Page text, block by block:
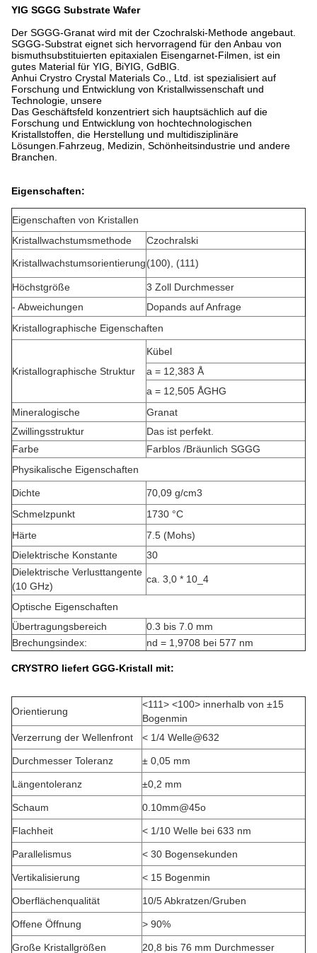
YIG SGGG Substrate Wafer
Der SGGG-Granat wird mit der Czochralski-Methode angebaut.
SGGG-Substrat eignet sich hervorragend für den Anbau von
bismuthsubstituierten epitaxialen Eisengarnet-Filmen, ist ein
gutes Material für YIG, BiYIG, GdBIG.
Anhui Crystro Crystal Materials Co., Ltd. ist spezialisiert auf
Forschung und Entwicklung von Kristallwissenschaft und
Technologie, unsere
Das Geschäftsfeld konzentriert sich hauptsächlich auf die
Forschung und Entwicklung von hochtechnologischen
Kristallstoffen, die Herstellung und multidisziplinäre
Lösungen.Fahrzeug, Medizin, Schönheitsindustrie und andere
Branchen.
Eigenschaften:
Eigenschaften von Kristallen
Kristallwachstumsmethode
Czochralski
Kristallwachstumsorientierung(100), (111)
Höchstgröße
3 Zoll Durchmesser
- Abweichungen
Dopands auf Anfrage
Kristallographische Eigenschaften
Kristallographische Struktur
Kübel
a = 12,383 Å
a = 12,505 ÅGHG
Mineralogische
Granat
Zwillingsstruktur
Das ist perfekt.
Farbe
Farblos /Bräunlich SGGG
Physikalische Eigenschaften
Dichte
70,09 g/cm3
Schmelzpunkt
1730 °C
Härte
7.5 (Mohs)
Dielektrische Konstante
30
Dielektrische Verlusttangente
(10 GHz)
ca. 3,0 * 10_4
Optische Eigenschaften
Übertragungsbereich
0.3 bis 7.0 mm
Brechungsindex:
nd = 1,9708 bei 577 nm
CRYSTRO liefert GGG-Kristall mit:
Orientierung
<111> <100> innerhalb von ±15
Bogenmin
Verzerrung der Wellenfront
< 1/4 Welle@632
Durchmesser Toleranz ± 0,05 mm
Längentoleranz ±0,2 mm
Schaum 0.10mm@45o
Flachheit < 1/10 Welle bei 633 nm
Parallelismus < 30 Bogensekunden
Vertikalisierung < 15 Bogenmin
Oberflächenqualität 10/5 Abkratzen/Gruben
Offene Öffnung > 90%
Große Kristallgrößen 20,8 bis 76 mm Durchmesser